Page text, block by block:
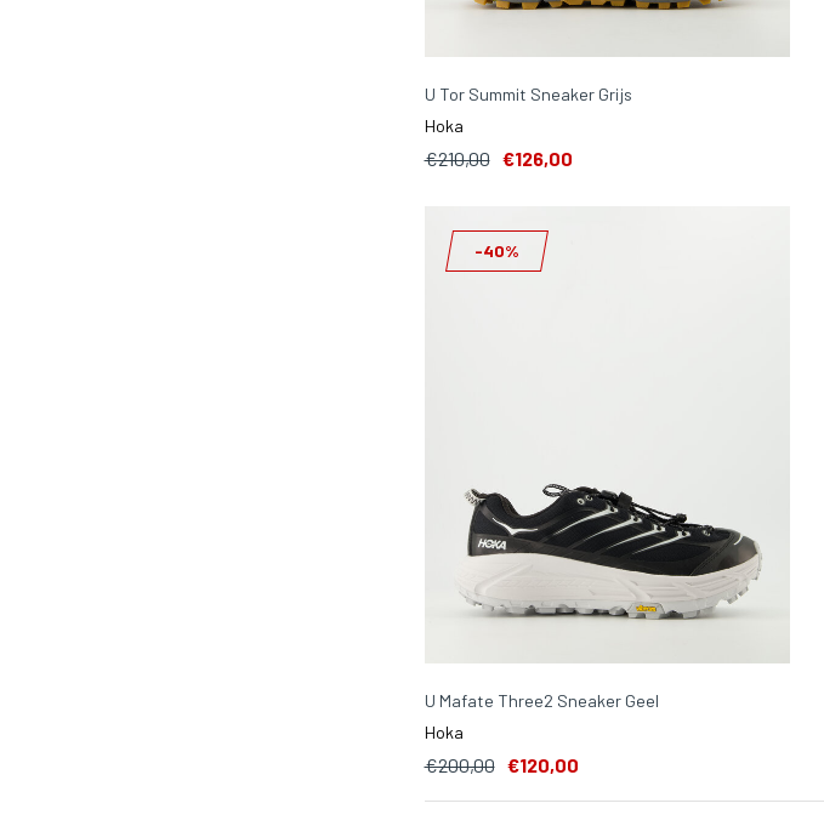
U Tor Summit Sneaker Grijs
Hoka
€210,00 €126,00
-40%
U Mafate Three2 Sneaker Geel
Hoka
€200,00 €120,00